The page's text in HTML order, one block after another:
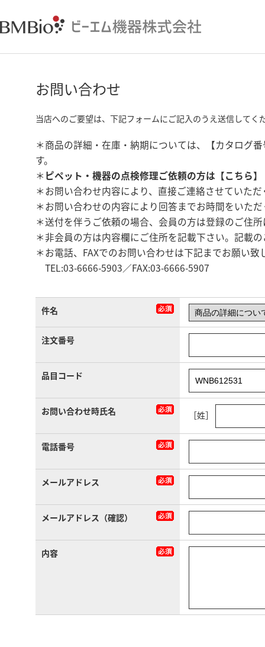
お問い合わせ
当店へのご要望は、下記フォームにご記入のうえ送信してく
＊商品の詳細・在庫・納期については、【カタログ
す。
＊ ピペット・機器の点検修理ご依頼の方は【こちら】
＊お問い合わせ内容により、直接ご連絡させていた
＊お問い合わせの内容により回答までお時間をいた
＊送付を伴うご依頼の場合、会員の方は登録のご住
＊非会員の方は内容欄にご住所を記載下さい。記載
＊お電話、FAXでのお問い合わせは下記までお願い致
TEL:03-6666-5903／FAX:03-6666-5907
件名
注文番号
品目コード
お問い合わせ時氏名 ［姓］
電話番号
メールアドレス
メールアドレス（確認）
内容